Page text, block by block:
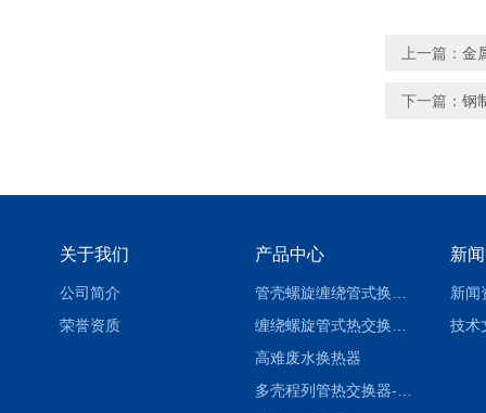
上一篇： 金
下一篇： 钢
关于我们
公司简介
荣誉资质
产品中心
高难废水换热器
新
新闻
技术